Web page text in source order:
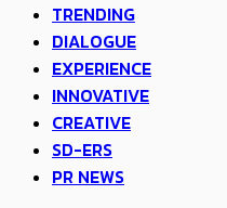
TRENDING
DIALOGUE
EXPERIENCE
INNOVATIVE
CREATIVE
SD-ERS
PR NEWS